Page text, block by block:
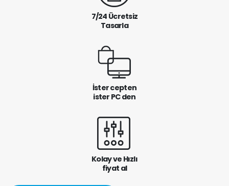
7/24 Ücretsiz
Tasarla
İster cepten
ister PC den
Kolay ve Hızlı
fiyat al